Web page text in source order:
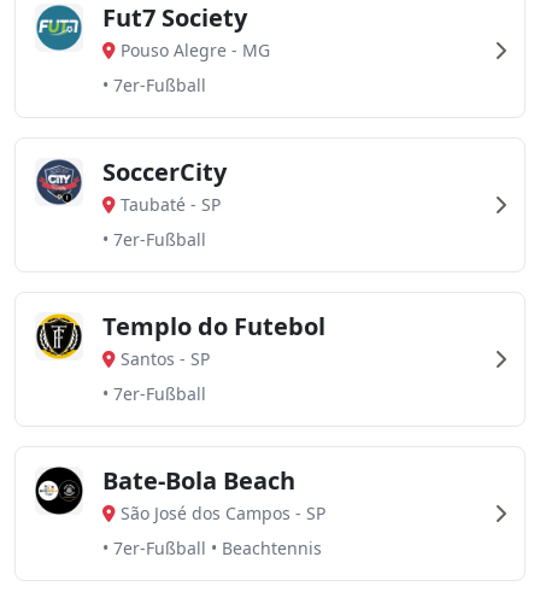
Fut7 Society
Pouso Alegre - MG
• 7er-Fußball
SoccerCity
Taubaté - SP
• 7er-Fußball
Templo do Futebol
Santos - SP
• 7er-Fußball
Bate-Bola Beach
São José dos Campos - SP
• 7er-Fußball • Beachtennis